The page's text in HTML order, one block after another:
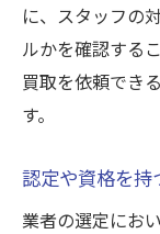
に、スタッフの
ルかを確認する
買取を依頼でき
す。
認定や資格を持
業者の選定にお